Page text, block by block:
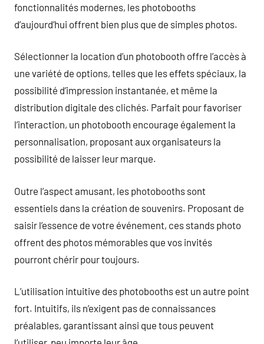
fonctionnalités modernes, les photobooths
d’aujourd’hui offrent bien plus que de simples photos.
Sélectionner la location d’un photobooth offre l’accès à
une variété de options, telles que les effets spéciaux, la
possibilité d’impression instantanée, et même la
distribution digitale des clichés. Parfait pour favoriser
l’interaction, un photobooth encourage également la
personnalisation, proposant aux organisateurs la
possibilité de laisser leur marque.
Outre l’aspect amusant, les photobooths sont
essentiels dans la création de souvenirs. Proposant de
saisir l’essence de votre événement, ces stands photo
offrent des photos mémorables que vos invités
pourront chérir pour toujours.
L’utilisation intuitive des photobooths est un autre point
fort. Intuitifs, ils n’exigent pas de connaissances
préalables, garantissant ainsi que tous peuvent